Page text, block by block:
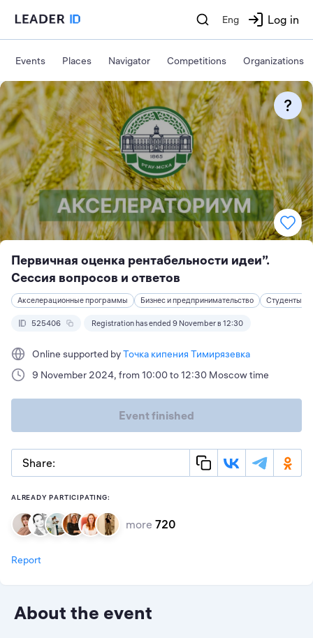
Eng Log in
Events Places Navigator Competitions Organizations
Первичная оценка рентабельности идеи”.
Сессия вопросов и ответов
Акселерационные программы Бизнес и предпринимательство Студенты
525406 Registration has ended 9 November в 12:30
Online supported byТочка кипения Тимирязевка
9 November 2024, from 10:00 to 12:30 Moscow time
Event finished
Share:
ALREADY PARTICIPATING:
more 720
Report
About the event